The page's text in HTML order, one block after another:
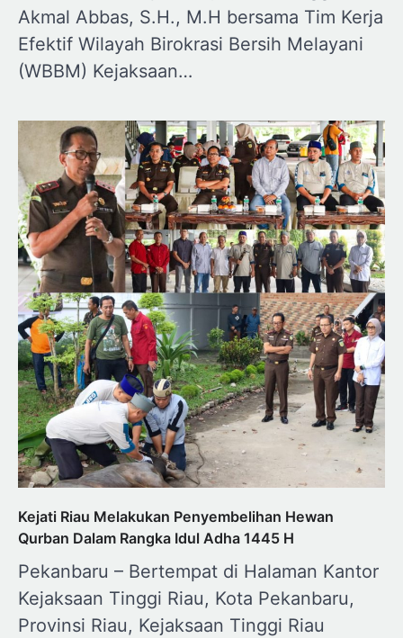
Akmal Abbas, S.H., M.H bersama Tim Kerja
Efektif Wilayah Birokrasi Bersih Melayani
(WBBM) Kejaksaan…
Kejati Riau Melakukan Penyembelihan Hewan
Qurban Dalam Rangka Idul Adha 1445 H
Pekanbaru – Bertempat di Halaman Kantor
Kejaksaan Tinggi Riau, Kota Pekanbaru,
Provinsi Riau, Kejaksaan Tinggi Riau